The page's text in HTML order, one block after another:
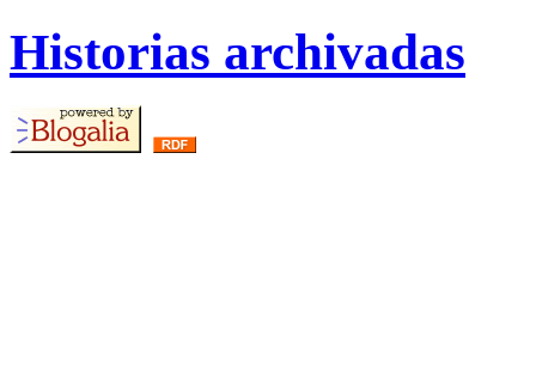
Historias archivadas